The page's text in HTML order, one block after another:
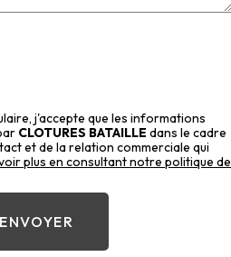
j'accepte que les informations
CLOTURES BATAILLE dans le cadre
et de la relation commerciale qui
plus en consultant notre politique de